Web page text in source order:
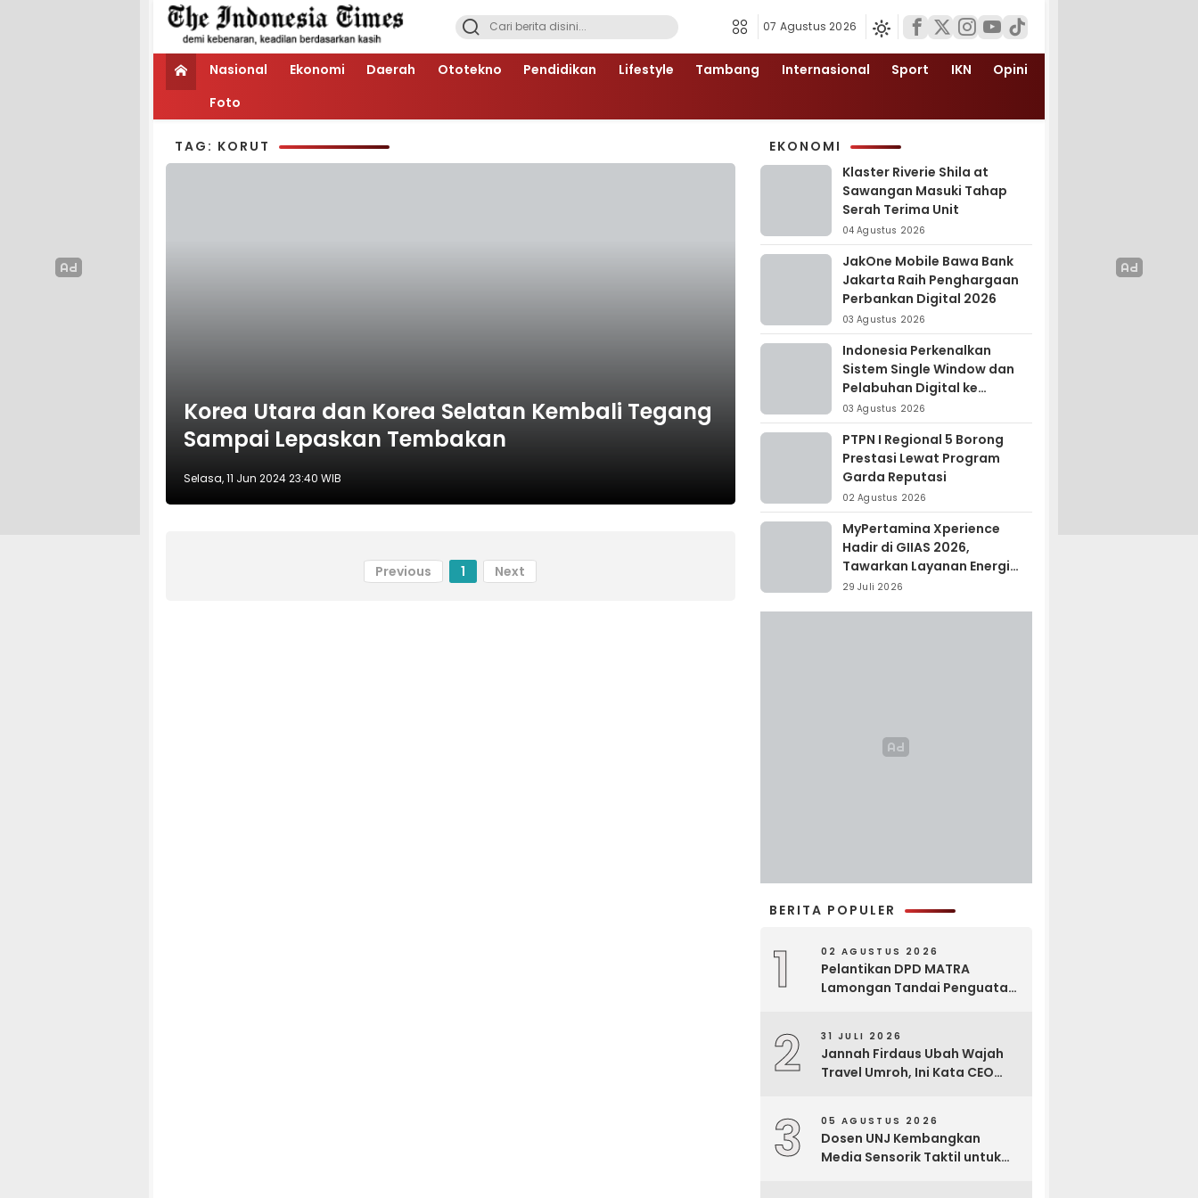
07 Agustus 2026
Nasional Ekonomi Daerah Ototekno Pendidikan Lifestyle Tambang Internasional Sport IKN
Opini
Foto
TAG: KORUT
Korea Utara dan Korea Selatan Kembali Tegang
Sampai Lepaskan Tembakan
Selasa, 11 Jun 2024 23:40 WIB
Previous 1 Next
EKONOMI
Klaster Riverie Shila at
Sawangan Masuki Tahap
Serah Terima Unit
04 Agustus 2026
JakOne Mobile Bawa Bank
Jakarta Raih Penghargaan
Perbankan Digital 2026
03 Agustus 2026
Indonesia Perkenalkan
Sistem Single Window dan
Pelabuhan Digital ke
Madagaskar
03 Agustus 2026
PTPN I Regional 5 Borong
Prestasi Lewat Program
Garda Reputasi
02 Agustus 2026
MyPertamina Xperience
Hadir di GIIAS 2026,
Tawarkan Layanan Energi
Terintegrasi
29 Juli 2026
BERITA POPULER
1 02 AGUSTUS 2026
Pelantikan DPD MATRA
Lamongan Tandai Penguatan
2 31 JULI 2026
Jannah Firdaus Ubah Wajah
Travel Umroh, Ini Kata CEO
3 05 AGUSTUS 2026
Dosen UNJ Kembangkan
Media Sensorik Taktil untuk